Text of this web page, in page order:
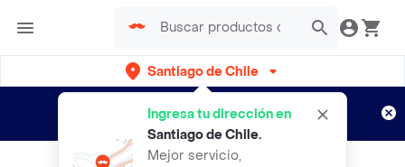
Santiago de Chile
Ingresa tu dirección en
Santiago de Chile.
Mejor servicio,
envíos gratis por semanas
Aplican TyC